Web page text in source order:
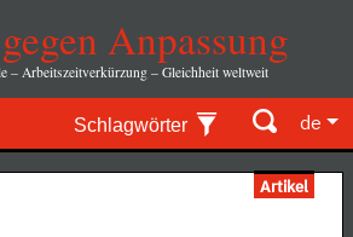
Anpassung
– Arbeitszeitverkürzung – Gleichheit weltweit
Schlagwörter de
Artikel